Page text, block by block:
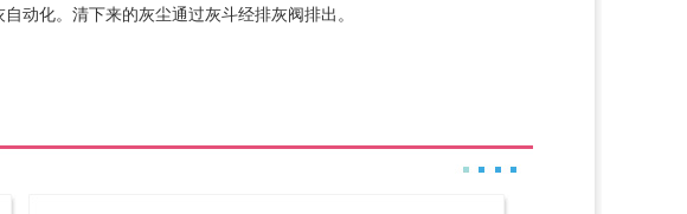
动化。清下来的灰尘通过灰斗经排灰阀排出。